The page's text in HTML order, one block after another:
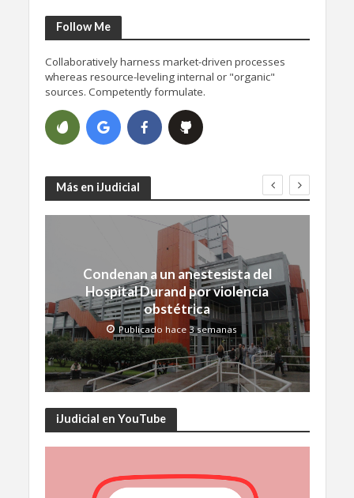
Follow Me
Collaboratively harness market-driven processes
whereas resource-leveling internal or "organic"
sources. Competently formulate.
Más en iJudicial
Condenan a un anestesista del
Hospital Durand por violencia
obstétrica
Publicado hace 3 semanas
iJudicial en YouTube